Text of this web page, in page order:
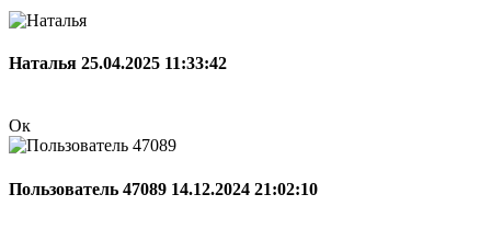
Наталья 25.04.2025 11:33:42
Ок
Пользователь 47089 14.12.2024 21:02:10